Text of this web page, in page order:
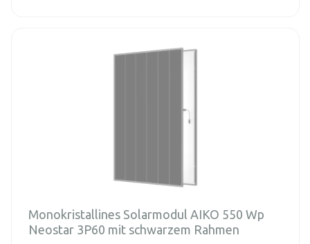
Monokristallines Solarmodul AIKO 550 Wp
Neostar 3P60 mit schwarzem Rahmen